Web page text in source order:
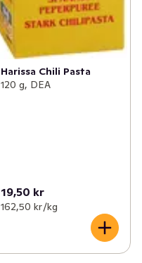
Harissa Chili Pasta
120 g, DEA
19,50 kr
162,50 kr /kg